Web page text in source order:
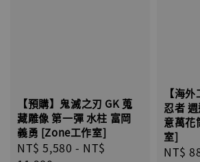
【預購】鬼滅之刃 GK 蒐
藏雕像 第一彈 水柱 富岡
義勇 [Zone工作室]
Regular
NT$ 5,580 - NT$
【海
忍者
意萬花
室]
NT$